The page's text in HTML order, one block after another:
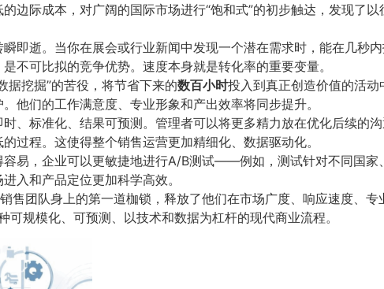
边际成本，对广阔的国际市场进行“饱和式”的初步触达，发现了
即逝。当你在展会或行业新闻中发现一个潜在需求时，能在几秒
不可比拟的竞争优势。速度本身就是转化率的重要变量。
据挖掘”的苦役，将节省下来的数百小时投入到真正创造价值的活
他们的工作满意度、专业形象和产出效率将同步提升。
时、标准化、结果可预测。管理者可以将更多精力放在优化后续的
过程。这使得整个销售运营更加精细化、数据驱动化。
易，企业可以更敏捷地进行A/B测试——例如，测试针对不同国家
入和产品定位更加科学高效。
售团队身上的第一道枷锁，释放了他们在市场广度、响应速度、专
规模化、可预测、以技术和数据为杠杆的现代商业流程。